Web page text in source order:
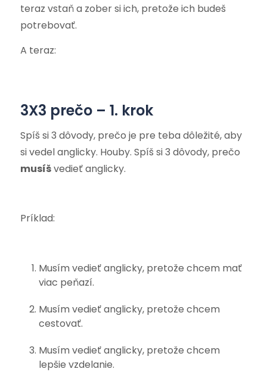
teraz vstaň a zober si ich, pretože ich budeš
potrebovať.
A teraz:
3X3 prečo – 1. krok
Spíš si 3 dôvody, prečo je pre teba dôležité, aby
si vedel anglicky. Houby. Spíš si 3 dôvody, prečo
musíšvedieť anglicky.
Príklad:
Musím vedieť anglicky, pretože chcem mať
viac peňazí.
Musím vedieť anglicky, pretože chcem
cestovať.
Musím vedieť anglicky, pretože chcem
lepšie vzdelanie.